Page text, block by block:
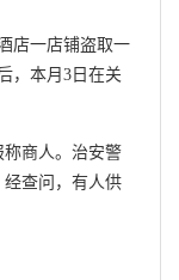
店一店铺盗取一
，本月3日在关
商人。治安警
查问，有人供